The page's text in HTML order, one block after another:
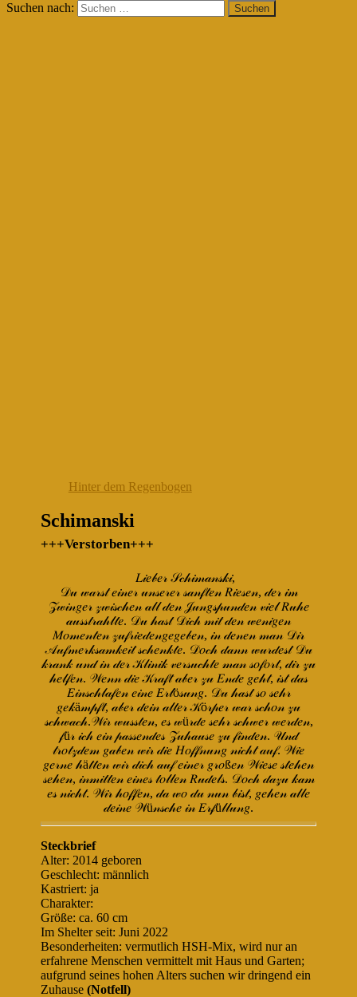
Suchen nach:
Hinter dem Regenbogen
Schimanski
+++Verstorben+++
𝐿𝒾𝑒𝒷𝑒𝓇 𝒮𝒸𝒽𝒾𝓂𝒶𝓃𝓈𝓀𝒾,
𝒟𝓊 𝓌𝒶𝓇𝓈𝓉 𝑒𝒾𝓃𝑒𝓇 𝓊𝓃𝓈𝑒𝓇𝑒𝓇 𝓈𝒶𝓃𝒻𝓉𝑒𝓃 𝑅𝒾𝑒𝓈𝑒𝓃, 𝒹𝑒𝓇 𝒾𝓂
𝒵𝓌𝒾𝓃𝑔𝑒𝓇 𝓏𝓌𝒾𝓈𝒸𝒽𝑒𝓃 𝒶𝓁𝓁 𝒹𝑒𝓃 𝒥𝓊𝓃𝑔𝓈𝓅𝓊𝓃𝒹𝑒𝓃 𝓋𝒾𝑒𝓁 𝑅𝓊𝒽𝑒
𝒶𝓊𝓈𝓈𝓉𝓇𝒶𝒽𝓁𝓉𝑒. 𝒟𝓊 𝒽𝒶𝓈𝓉 𝒟𝒾𝒸𝒽 𝓂𝒾𝓉 𝒹𝑒𝓃 𝓌𝑒𝓃𝒾𝑔𝑒𝓃
𝑀𝑜𝓂𝑒𝓃𝓉𝑒𝓃 𝓏𝓊𝒻𝓇𝒾𝑒𝒹𝑒𝓃𝑔𝑒𝑔𝑒𝒷𝑒𝓃, 𝒾𝓃 𝒹𝑒𝓃𝑒𝓃 𝓂𝒶𝓃 𝒟𝒾𝓇
𝒜𝓊𝒻𝓂𝑒𝓇𝓀𝓈𝒶𝓂𝓀𝑒𝒾𝓉 𝓈𝒸𝒽𝑒𝓃𝓀𝓉𝑒. 𝒟𝑜𝒸𝒽 𝒹𝒶𝓃𝓃 𝓌𝓊𝓇𝒹𝑒𝓈𝓉 𝒟𝓊
𝓀𝓇𝒶𝓃𝓀 𝓊𝓃𝒹 𝒾𝓃 𝒹𝑒𝓇 𝒦𝓁𝒾𝓃𝒾𝓀 𝓋𝑒𝓇𝓈𝓊𝒸𝒽𝓉𝑒 𝓂𝒶𝓃 𝓈𝑜𝒻𝑜𝓇𝓉, 𝒹𝒾𝓇 𝓏𝓊
𝒽𝑒𝓁𝒻𝑒𝓃. 𝒲𝑒𝓃𝓃 𝒹𝒾𝑒 𝒦𝓇𝒶𝒻𝓉 𝒶𝒷𝑒𝓇 𝓏𝓊 𝐸𝓃𝒹𝑒 𝑔𝑒𝒽𝓉, 𝒾𝓈𝓉 𝒹𝒶𝓈
𝐸𝒾𝓃𝓈𝒸𝒽𝓁𝒶𝒻𝑒𝓃 𝑒𝒾𝓃𝑒 𝐸𝓇𝓁ö𝓈𝓊𝓃𝑔. 𝒟𝓊 𝒽𝒶𝓈𝓉 𝓈𝑜 𝓈𝑒𝒽𝓇
𝑔𝑒𝓀ä𝓂𝓅𝒻𝓉, 𝒶𝒷𝑒𝓇 𝒹𝑒𝒾𝓃 𝒶𝓁𝓉𝑒𝓇 𝒦ö𝓇𝓅𝑒𝓇 𝓌𝒶𝓇 𝓈𝒸𝒽𝑜𝓃 𝓏𝓊
𝓈𝒸𝒽𝓌𝒶𝒸𝒽.𝒲𝒾𝓇 𝓌𝓊𝓈𝓈𝓉𝑒𝓃, 𝑒𝓈 𝓌ü𝓇𝒹𝑒 𝓈𝑒𝒽𝓇 𝓈𝒸𝒽𝓌𝑒𝓇 𝓌𝑒𝓇𝒹𝑒𝓃,
𝒻ü𝓇 𝒾𝒸𝒽 𝑒𝒾𝓃 𝓅𝒶𝓈𝓈𝑒𝓃𝒹𝑒𝓈 𝒵𝓊𝒽𝒶𝓊𝓈𝑒 𝓏𝓊 𝒻𝒾𝓃𝒹𝑒𝓃. 𝒰𝓃𝒹
𝓉𝓇𝑜𝓉𝓏𝒹𝑒𝓂 𝑔𝒶𝒷𝑒𝓃 𝓌𝒾𝓇 𝒹𝒾𝑒 𝐻𝑜𝒻𝒻𝓃𝓊𝓃𝑔 𝓃𝒾𝒸𝒽𝓉 𝒶𝓊𝒻. 𝒲𝒾𝑒
𝑔𝑒𝓇𝓃𝑒 𝒽ä𝓉𝓉𝑒𝓃 𝓌𝒾𝓇 𝒹𝒾𝒸𝒽 𝒶𝓊𝒻 𝑒𝒾𝓃𝑒𝓇 𝑔𝓇𝑜ß𝑒𝓃 𝒲𝒾𝑒𝓈𝑒 𝓈𝓉𝑒𝒽𝑒𝓃
𝓈𝑒𝒽𝑒𝓃, 𝒾𝓃𝓂𝒾𝓉𝓉𝑒𝓃 𝑒𝒾𝓃𝑒𝓈 𝓉𝑜𝓁𝓁𝑒𝓃 𝑅𝓊𝒹𝑒𝓁𝓈. 𝒟𝑜𝒸𝒽 𝒹𝒶𝓏𝓊 𝓀𝒶𝓂
𝑒𝓈 𝓃𝒾𝒸𝒽𝓉. 𝒲𝒾𝓇 𝒽𝑜𝒻𝒻𝑒𝓃, 𝒹𝒶 𝓌𝑜 𝒹𝓊 𝓃𝓊𝓃 𝒷𝒾𝓈𝓉, 𝑔𝑒𝒽𝑒𝓃 𝒶𝓁𝓁𝑒
𝒹𝑒𝒾𝓃𝑒 𝒲ü𝓃𝓈𝒸𝒽𝑒 𝒾𝓃 𝐸𝓇𝒻ü𝓁𝓁𝓊𝓃𝑔.
Steckbrief
Alter: 2014 geboren
Geschlecht: männlich
Kastriert: ja
Charakter:
Größe: ca. 60 cm
Im Shelter seit: Juni 2022
Besonderheiten: vermutlich HSH-Mix, wird nur an
erfahrene Menschen vermittelt mit Haus und Garten;
aufgrund seines hohen Alters suchen wir dringend ein
Zuhause(Notfell)